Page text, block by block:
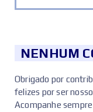
NENHUM
Obrigado por
felizes por ser
Acompanhe